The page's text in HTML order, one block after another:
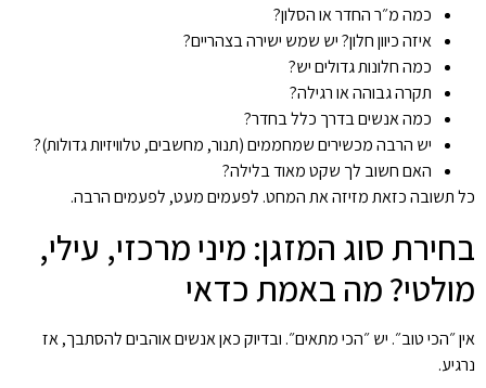
כמה מ״ר החדר או הסלון?
איזה כיוון חלון? יש שמש ישירה בצהריים?
כמה חלונות גדולים יש?
תקרה גבוהה או רגילה?
כמה אנשים בדרך כלל בחדר?
יש הרבה מכשירים שמחממים (תנור, מחשבים, טלוויזיות גדולות)?
האם חשוב לך שקט מאוד בלילה?
כל תשובה כזאת מזיזה את המחט. לפעמים מעט, לפעמים הרבה.
בחירת סוג המזגן: מיני מרכזי, עילי,
מולטי? מה באמת כדאי
אין ״הכי טוב״. יש ״הכי מתאים״. ובדיוק כאן אנשים אוהבים להסתבך, אז
נרגיע.